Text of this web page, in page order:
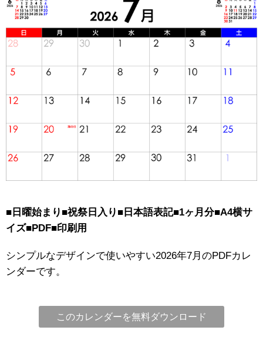
■日曜始まり■祝祭日入り■日本語表記■1ヶ月分■A4横サ
イズ■PDF■印刷用
シンプルなデザインで使いやすい2026年7月のPDFカレ
ンダーです。
このカレンダーを無料ダウンロード